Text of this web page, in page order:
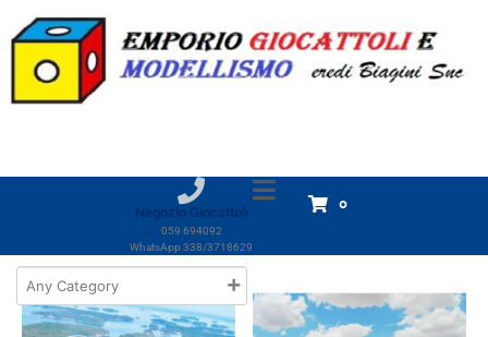
Negozio Giocattoli
059 694092
WhatsApp 338/3718629
0
Home Prodotti ITALERI
ITALERI